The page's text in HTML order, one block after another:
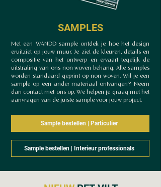
SAMPLES
Met een WANDD sample ontdek je hoe het design
eruitziet op jouw muur. Je ziet de kleuren, details en
compositie van het ontwerp en ervaart tegelijk de
uitstraling van ons non woven behang.​ Alle samples
worden standaard geprint op non woven. Wil je een
sample op een ander materiaal ontvangen? Neem
dan contact met ons op. We helpen je graag met het
aanvragen van de juiste sample voor jouw project.
Sample bestellen | Particulier
Sample bestellen | Interieur professionals